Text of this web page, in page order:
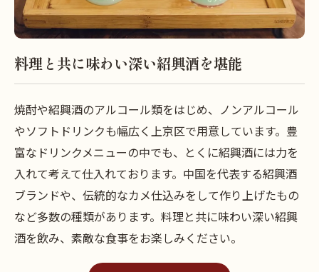
料理と共に味わい深い紹興酒を堪能
焼酎や紹興酒のアルコール類をはじめ、ノンアルコール
やソフトドリンクも幅広く上京区で用意しています。豊
富なドリンクメニューの中でも、とくに紹興酒には力を
入れて考えて仕入れております。中国を代表する紹興酒
ブランドや、伝統的なカメ仕込みをして作り上げたもの
など多数の種類があります。料理と共に味わい深い紹興
酒を飲み、素敵な食事をお楽しみください。